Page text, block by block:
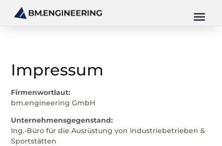
Impressum
Firmenwortlaut:
bm.engineering GmbH
Unternehmensgegenstand:
Ing.-Büro für die Ausrüstung von Industriebetrieben &
Sportstätten